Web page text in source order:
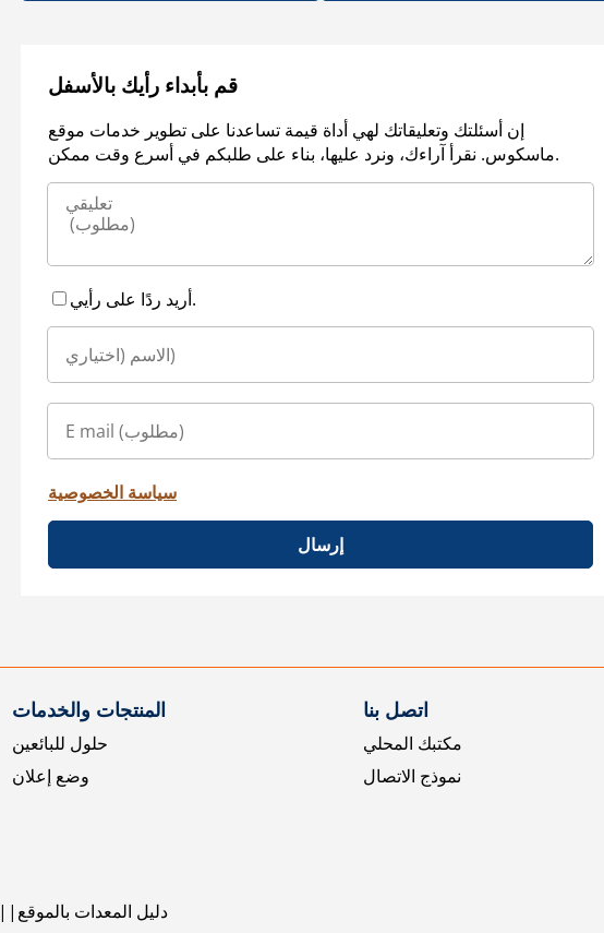
قم بأبداء رأيك بالأسفل
إن أسئلتك وتعليقاتك لهي أداة قيمة تساعدنا على تطوير خدمات موقع
ماسكوس. نقرأ آراءك، ونرد عليها، بناء على طلبكم في أسرع وقت ممكن.
أريد ردًا على رأيي.
سياسة الخصوصية
إرسال
المنتجات والخدمات
حلول للبائعين
وضع إعلان
اتصل بنا
مكتبك المحلي
نموذج الاتصال
دليل المعدات بالموقع